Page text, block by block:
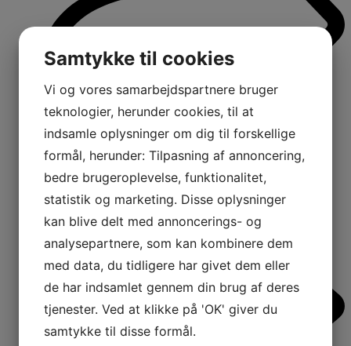
Samtykke til cookies
Vi og vores samarbejdspartnere bruger
teknologier, herunder cookies, til at
indsamle oplysninger om dig til forskellige
formål, herunder: Tilpasning af annoncering,
bedre brugeroplevelse, funktionalitet,
statistik og marketing. Disse oplysninger
kan blive delt med annoncerings- og
analysepartnere, som kan kombinere dem
med data, du tidligere har givet dem eller
de har indsamlet gennem din brug af deres
tjenester. Ved at klikke på 'OK' giver du
samtykke til disse formål.